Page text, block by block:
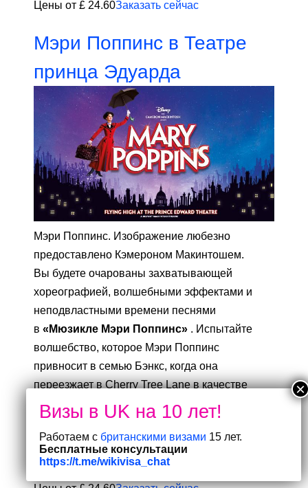
Цены от £ 24.60Заказать сейчас
Мэри Поппинс в Театре
принца Эдуарда
Мэри Поппинс. Изображение любезно
предоставлено Кэмероном Макинтошем.
Вы будете очарованы захватывающей
хореографией, волшебными эффектами и
неподвластными времени песнями
в «Мюзикле Мэри Поппинс» . Испытайте
волшебство, которое Мэри Поппинс
привносит в семью Бэнкс, когда она
переезжает в Cherry Tree Lane в качестве
детской няни. Это семейное шоу практически
во всех смыслах! Рекомендуется для детей
от семи лет и старше.Дети младше пяти
лет не допускаются .Подробнее
Работаем с британскими визами 15 лет.
Бесплатные консультации
https://t.me/wikivisa_chat